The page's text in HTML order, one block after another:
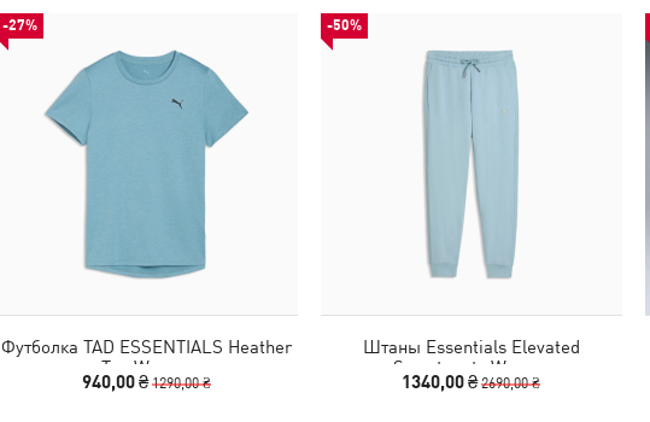
-27%
Футболка TAD ESSENTIALS Heather
Tee Women
940,00 ₴1290,00 ₴
-50%
Штаны Essentials Elevated
Sweatpants Women
1340,00 ₴2690,00 ₴